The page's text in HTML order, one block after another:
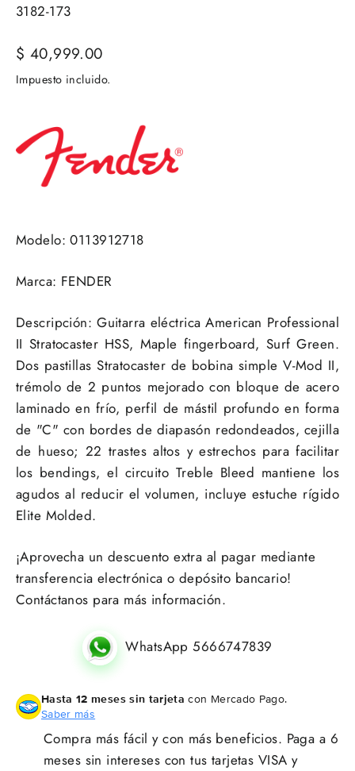
3182-173
Precio
habitual
$ 40,999.00
Impuesto incluido.
Modelo: 0113912718
Marca: FENDER
Descripción: Guitarra eléctrica American Professional
II Stratocaster HSS, Maple fingerboard, Surf Green.
Dos pastillas Stratocaster de bobina simple V-Mod II,
trémolo de 2 puntos mejorado con bloque de acero
laminado en frío, perfil de mástil profundo en forma
de "C" con bordes de diapasón redondeados, cejilla
de hueso; 22 trastes altos y estrechos para facilitar
los bendings, el circuito Treble Bleed mantiene los
agudos al reducir el volumen, incluye estuche rígido
Elite Molded.
¡Aprovecha un descuento extra al pagar mediante
transferencia electrónica o depósito bancario!
Contáctanos para más información.
WhatsApp 5666747839
Hasta 12 meses sin tarjeta con Mercado Pago.
Saber más
Compra más fácil y con más beneficios. Paga a 6
meses sin intereses con tus tarjetas VISA y